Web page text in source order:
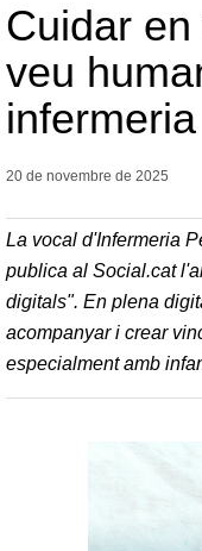
Cuidar
veu
20 de novembre de 2025
La vocal d'Infermeria
publica al Social.cat
digitals". En plena
acompanyar i crear
especialment amb